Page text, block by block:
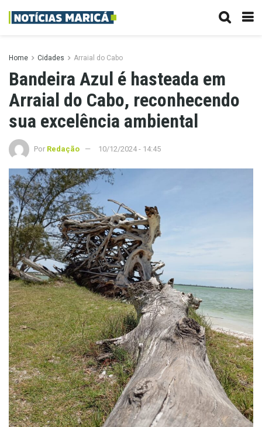
Home Cidades Arraial do Cabo
Bandeira Azul é hasteada em
Arraial do Cabo, reconhecendo
sua excelência ambiental
Por Redação 10/12/2024 - 14:45